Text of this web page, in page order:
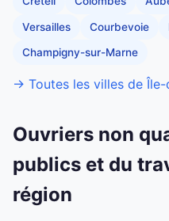
Versailles Courbevoie
Champigny-sur-Marne
→ Toutes les villes de Île-
Ouvriers non
publics et du
région